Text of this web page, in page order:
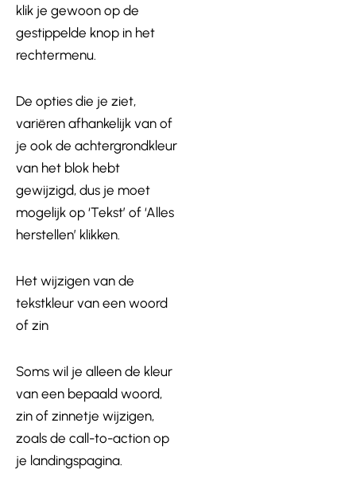
klik je gewoon op de
gestippelde knop in het
rechtermenu.
De opties die je ziet,
variëren afhankelijk van of
je ook de achtergrondkleur
van het blok hebt
gewijzigd, dus je moet
mogelijk op ‘Tekst’ of ‘Alles
herstellen’ klikken.
Het wijzigen van de
tekstkleur van een woord
of zin
Soms wil je alleen de kleur
van een bepaald woord,
zin of zinnetje wijzigen,
zoals de call-to-action op
je landingspagina.